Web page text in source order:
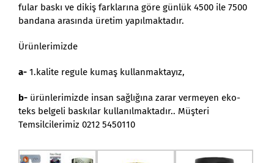
fular baskı ve dikiş farklarına göre günlük 4500 ile 7500
bandana arasında üretim yapılmaktadır.
Ürünlerimizde
a- 1.kalite regule kumaş kullanmaktayız,
b- ürünlerimizde insan sağlığına zarar vermeyen eko-
teks belgeli baskılar kullanılmaktadır.. Müşteri
Temsilcilerimiz 0212 5450110